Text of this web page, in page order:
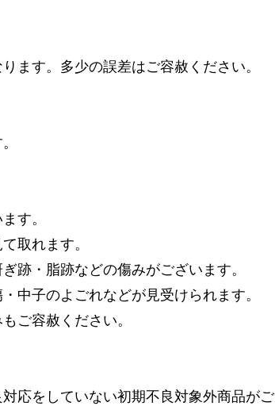
ます。多少の誤差はご容赦ください。
す。
取れます。
跡・脂跡などの傷みがございます。
中子のよごれなどが見受けられます。
ご容赦ください。
応をしていない初期不良対象外商品がご